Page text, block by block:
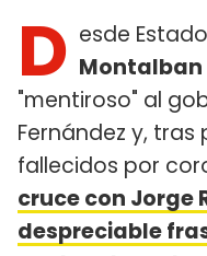
D esde
Montalban
"mentiroso" al
Fernández y,
fallecidos por
cruce con Jorge
despreciable